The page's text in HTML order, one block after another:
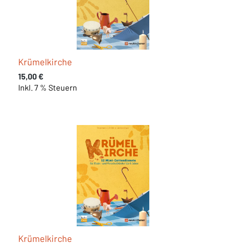
Krümelkirche
Regulärer Preis:
15,00 €
Inkl. 7 % Steuern
Krümelkirche